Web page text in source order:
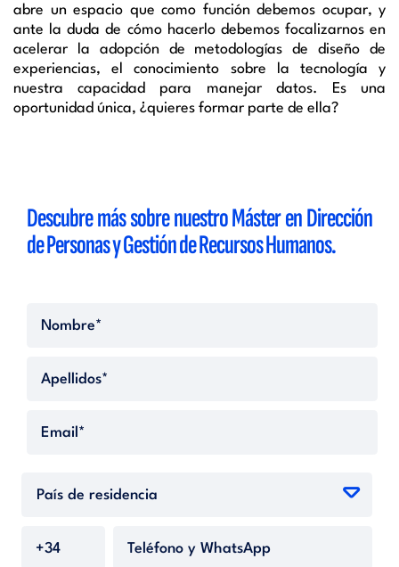
abre un espacio que como función debemos ocupar, y
ante la duda de cómo hacerlo debemos focalizarnos en
acelerar la adopción de metodologías de diseño de
experiencias, el
conocimiento sobre la tecnología y
nuestracapacidad para manejar datos.
Es una
oportunidad única, ¿quieres formar parte de ella?
Descubre más sobre nuestro Máster en Dirección
de Personas y Gestión de Recursos Humanos.